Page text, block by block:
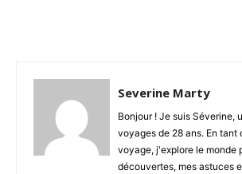
Severine Marty
Bonjour ! Je suis Séverine,
voyages de 28 ans. En tant
voyage, j'explore le monde
découvertes, mes astuces